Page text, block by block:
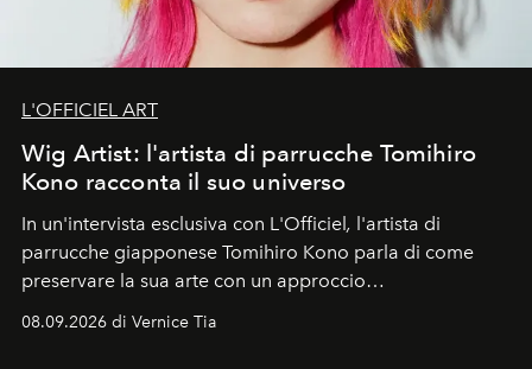
L'OFFICIEL ART
Wig Artist: l'artista di parrucche Tomihiro
Kono racconta il suo universo
In un'intervista esclusiva con L'Officiel , l'artista di
parrucche giapponese Tomihiro Kono parla di come
preservare la sua arte con un approccio
contemporaneo.
08.09.2026 di Vernice Tia